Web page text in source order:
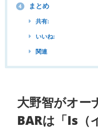
4 まとめ
共有:
いいね:
関連
大野智がオー
BARは「Is（